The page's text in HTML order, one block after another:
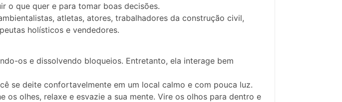
o que quer e para tomar boas decisões.
atletas, atores, trabalhadores da construção civil,
holísticos e vendedores.
os e dissolvendo bloqueios. Entretanto, ela interage bem
se deite confortavelmente em um local calmo e com pouca luz.
olhes, relaxe e esvazie a sua mente. Vire os olhos para dentro e